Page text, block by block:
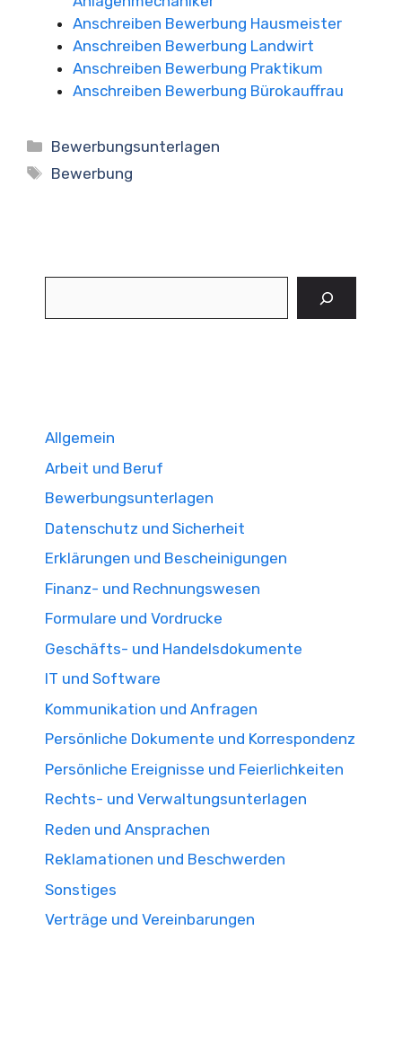
Anschreiben Bewerbung Hausmeister
Anschreiben Bewerbung Landwirt
Anschreiben Bewerbung Praktikum
Anschreiben Bewerbung Bürokauffrau
Kategorien
Bewerbungsunterlagen
Schlagwörter
Bewerbung
Allgemein
Arbeit und Beruf
Bewerbungsunterlagen
Datenschutz und Sicherheit
Erklärungen und Bescheinigungen
Finanz- und Rechnungswesen
Formulare und Vordrucke
Geschäfts- und Handelsdokumente
IT und Software
Kommunikation und Anfragen
Persönliche Dokumente und Korrespondenz
Persönliche Ereignisse und Feierlichkeiten
Rechts- und Verwaltungsunterlagen
Reden und Ansprachen
Reklamationen und Beschwerden
Sonstiges
Verträge und Vereinbarungen